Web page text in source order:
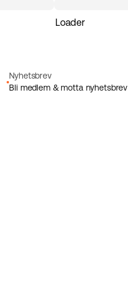
Loader
Nyhetsbrev
Bli medlem & motta nyhetsbrev